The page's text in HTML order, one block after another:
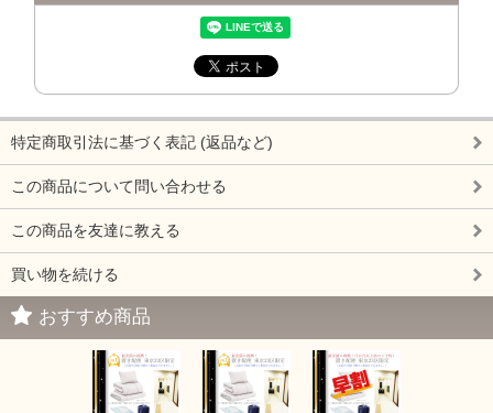
特定商取引法に基づく表記 (返品など)
この商品について問い合わせる
この商品を友達に教える
買い物を続ける
おすすめ商品